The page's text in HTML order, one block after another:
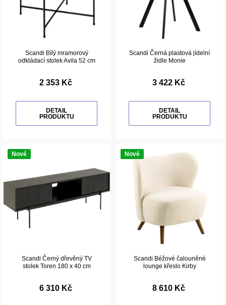
Scandi Bílý mramorový
odkládací stolek Avila 52 cm
2 353 Kč
DETAIL
PRODUKTU
Scandi Černá plastová jídelní
židle Monie
3 422 Kč
DETAIL
PRODUKTU
Nové
Scandi Černý dřevěný TV
stolek Toren 180 x 40 cm
6 310 Kč
Nové
Scandi Béžové čalouněné
lounge křeslo Kirby
8 610 Kč